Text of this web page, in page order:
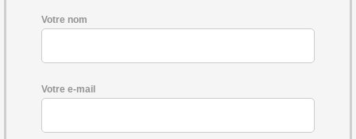
Votre nom
Votre e-mail